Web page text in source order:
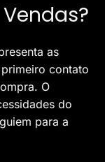
as
contato
O
do
para a